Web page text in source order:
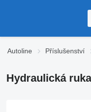
Autoline Příslušenství
Hydraulická